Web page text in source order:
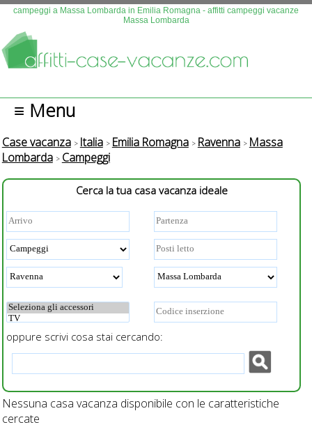
campeggi a Massa Lombarda in Emilia Romagna - affitti campeggi vacanze
Massa Lombarda
Questo sito fa uso di cookies. Continuando la navigazione se
≡ Menu
Case vacanza Italia Emilia Romagna Ravenna
Massa
Lombarda
Campeggi
Cerca la tua casa vacanza ideale
oppure scrivi cosa stai cercando:
Nessuna casa vacanza disponibile con le caratteristiche
cercate